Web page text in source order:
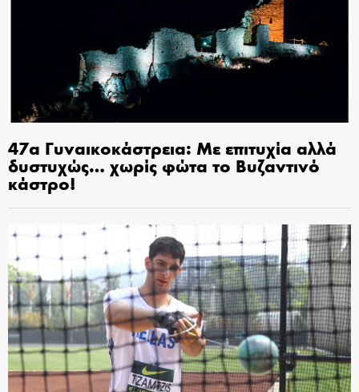
47α Γυναικοκάστρεια: Με επιτυχία αλλά
δυστυχώς… χωρίς φώτα το Βυζαντινό
κάστρο!